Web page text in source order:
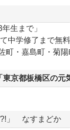
生まで」
中学修了まで無料
・嘉島町・菊
東京都板橋区の
」 なすまどか